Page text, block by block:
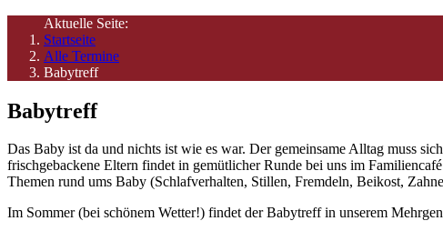
Aktuelle Seite:
Startseite
Alle Termine
Babytreff
Babytreff
Das Baby ist da und nichts ist wie es war. Der gemeinsame Alltag muss
frischgebackene Eltern findet in gemütlicher Runde bei uns im
Themen rund ums Baby (Schlafverhalten, Stillen, Fremdeln, Beikost,
Im Sommer (bei schönem Wetter!) findet der Babytreff in unserem